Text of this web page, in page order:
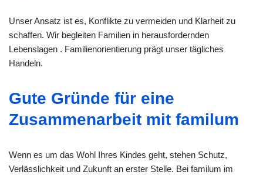
Unser Ansatz ist es, Konflikte zu vermeiden und Klarheit zu
schaffen. Wir begleiten Familien in herausfordernden
Lebenslagen . Familienorientierung prägt unser tägliches
Handeln.
Gute Gründe für eine
Zusammenarbeit mit familum
Wenn es um das Wohl Ihres Kindes geht, stehen Schutz,
Verlässlichkeit und Zukunft an erster Stelle. Bei familum im